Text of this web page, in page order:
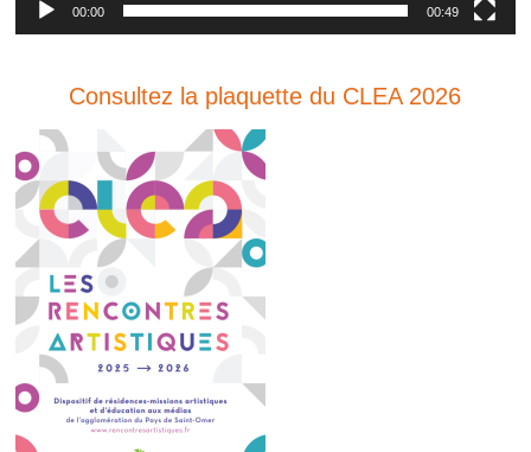
00:00 00:49
Consultez la plaquette du CLEA 2026